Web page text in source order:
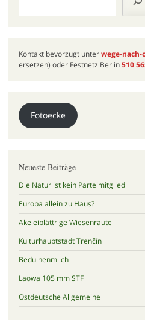
Kontakt bevorzugt unterwege-nach-
ersetzen) oder Festnetz Berlin510
Fotoecke
Neueste Beiträge
Die Natur ist kein Parteimitglied
Europa allein zu Haus?
Akeleiblättrige Wiesenraute
Kulturhauptstadt Trenčín
Beduinenmilch
Laowa 105 mm STF
Ostdeutsche Allgemeine